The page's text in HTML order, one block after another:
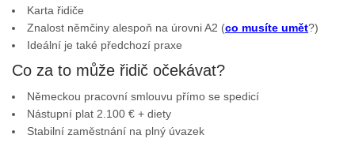
Karta řidiče
Znalost němčiny alespoň na úrovni A2 (co musíte umět?)
Ideální je také předchozí praxe
Co za to může řidič očekávat?
Německou pracovní smlouvu přímo se spedicí
Nástupní plat 2.100 € + diety
Stabilní zaměstnání na plný úvazek